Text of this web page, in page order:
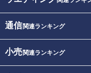
通信関連ランキング
小売関連ランキング